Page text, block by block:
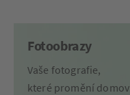
Fotoobrazy
Vaše fotografie,
které promění domov